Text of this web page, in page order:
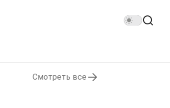
Смотреть все